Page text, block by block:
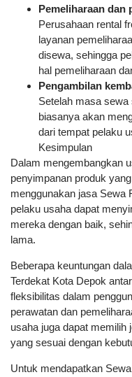
Pemeliharaan dan
Perusahaan rental
layanan
disewa, sehingga
hal pemeliharaan
Pengambilan
Setelah masa
biasanya akan
dari tempat pelaku
Kesimpulan
Dalam mengembangkan
penyimpanan produk
menggunakan jasa Sewa
pelaku usaha dapat
mereka dengan baik,
lama.
Beberapa keuntungan
Terdekat Kota Depok
fleksibilitas dalam
perawatan dan
usaha juga dapat memilih
yang sesuai dengan
Untuk mendapatkan